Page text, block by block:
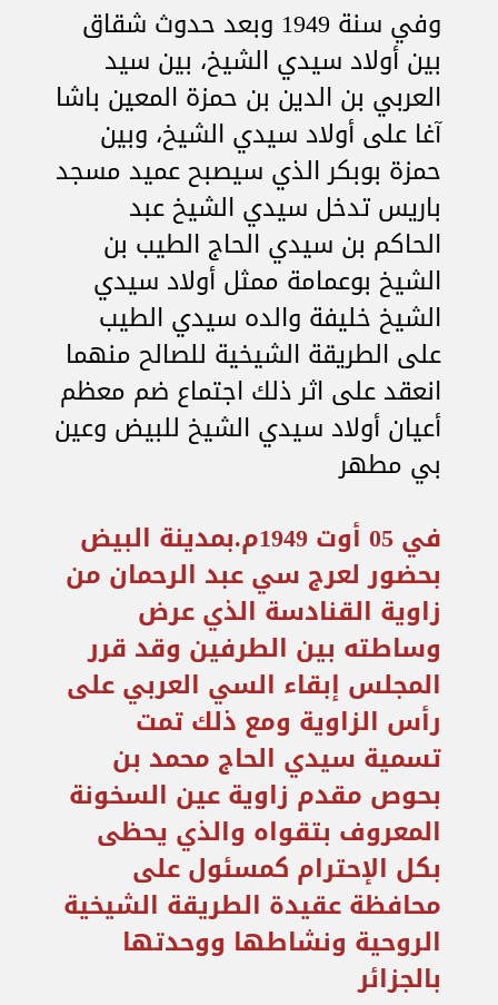
وفي سنة 1949 وبعد حدوث شقاق
بين أولاد سيدي الشيخ، بين سيد
العربي بن الدين بن حمزة المعين باشا
آغا على أولاد سيدي الشيخ، وبين
حمزة بوبكر الذي سيصبح عميد مسجد
باريس تدخل سيدي الشيخ عبد
الحاكم بن سيدي الحاج الطيب بن
الشيخ بوعمامة ممثل أولاد سيدي
الشيخ خليفة والده سيدي الطيب
على الطريقة الشيخية للصالح منهما
انعقد على اثر ذلك اجتماع ضم معظم
أعيان أولاد سيدي الشيخ للبيض وعين
بي مطهر
في 05 أوت 1949م.بمدينة البيض
بحضور لعرج سي عبد الرحمان من
زاوية القنادسة الذي عرض
وساطته بين الطرفين وقد قرر
المجلس إبقاء السي العربي على
رأس الزاوية ومع ذلك تمت
تسمية سيدي الحاج محمد بن
بحوص مقدم زاوية عين السخونة
المعروف بتقواه والذي يحظى
بكل الإحترام كمسئول على
محافظة عقيدة الطريقة الشيخية
الروحية ونشاطها ووحدتها
بالجزائر